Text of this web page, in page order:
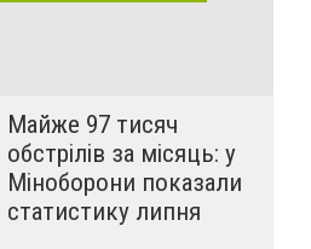
Майже 97 тисяч
обстрілів за місяць: у
Міноборони показали
статистику липня